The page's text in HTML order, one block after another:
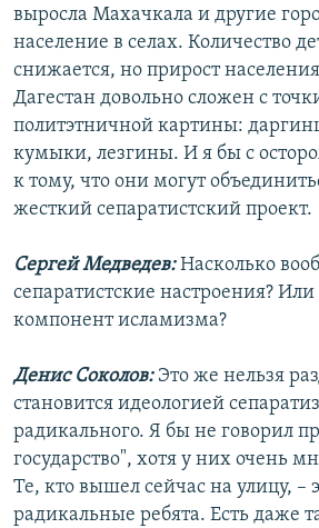
выросла Махачкала и другие
население в селах. Количество
снижается, но прирост
Дагестан довольно сложен с
политэтничной картины:
кумыки, лезгины. И я бы с
к тому, что они могут
жесткий сепаратистский проект.
Сергей Медведев:Насколько
сепаратистские настроения?
компонент исламизма?
Денис Соколов:Это же нельзя
становится идеологией
радикального. Я бы не говорил
государство", хотя у них очень
Те, кто вышел сейчас на улицу, –
радикальные ребята. Есть даже